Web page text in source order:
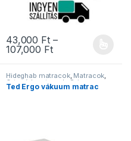
Ft - 116,300 Ft
van. A változatok a
43,000 Ft –
107,000 FtÁrtartomány:
Ennek a terméknek több
Hideghab matracok, Matracok,
Ortopéd matracok Szivacs
matracok, Vákuum matracok
Ted Ergo vákuum matrac